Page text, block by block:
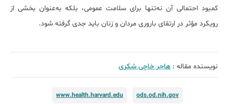
کمبود احتمالی آن نه‌تنها برای سلامت عمومی، بلکه به‌عنوان بخشی از
رویکرد مؤثر در ارتقای باروری مردان و زنان باید جدی گرفته شود.
نویسنده مقاله : هاجر خاچی شکری
ods.od.nih.gov
www.health.harvard.edu